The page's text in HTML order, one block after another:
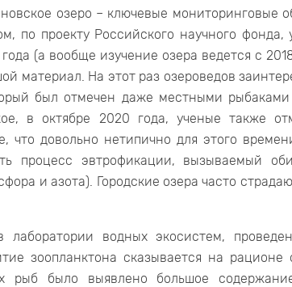
озеро – ключевые мониторинговые
по проекту Российского научного фонда,
(а вообще изучение озера ведется с 2018
материал. На этот раз озероведов
был отмечен даже местными
в октябре 2020 года, ученые также
довольно нетипично для этого
процесс эвтрофикации, вызываемый
и азота). Городские озера часто
лаборатории водных экосистем,
зоопланктона сказывается на рационе
рыб было выявлено большое